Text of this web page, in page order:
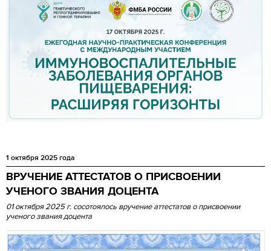
1 октября 2025 года
ВРУЧЕНИЕ АТТЕСТАТОВ О ПРИСВОЕНИИ
УЧЕНОГО ЗВАНИЯ ДОЦЕНТА
01 октября 2025 г. сосотоялось вручение аттестатов о присвоении
ученого звания доцента